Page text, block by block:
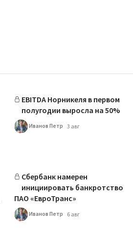
EBITDA Норникеля в первом
полугодии выросла на 50%
Иванов Петр 3 авг
Сбербанк намерен
инициировать банкротство
ПАО «ЕвроТранс»
Иванов Петр 6 авг